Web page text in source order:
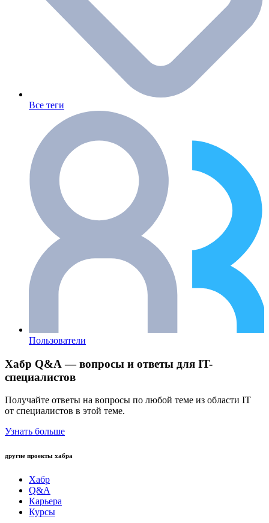
Все теги
Пользователи
Хабр Q&A — вопросы и ответы для IT-
специалистов
Получайте ответы на вопросы по любой теме из области IT
от специалистов в этой теме.
Узнать больше
другие проекты хабра
Хабр
Q&A
Карьера
Курсы